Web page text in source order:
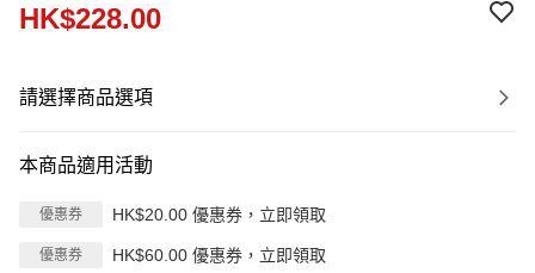
HK$228.00
請選擇商品選項
本商品適用活動
優惠券 HK$20.00 優惠券，立即領取
優惠券 HK$60.00 優惠券，立即領取